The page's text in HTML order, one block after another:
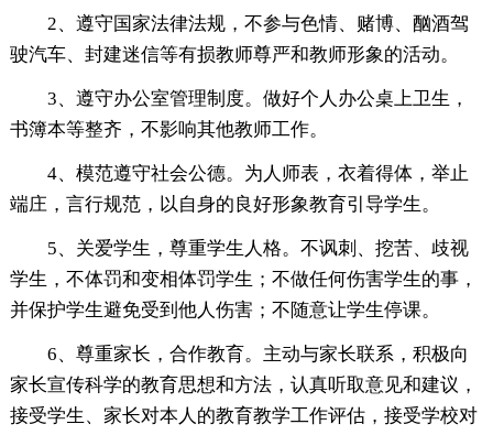
2、遵守国家法律法规，不参与色情、赌博、酗酒驾
驶汽车、封建迷信等有损教师尊严和教师形象的活动。
3、遵守办公室管理制度。做好个人办公桌上卫生，
书簿本等整齐，不影响其他教师工作。
4、模范遵守社会公德。为人师表，衣着得体，举止
端庄，言行规范，以自身的良好形象教育引导学生。
5、关爱学生，尊重学生人格。不讽刺、挖苦、歧视
学生，不体罚和变相体罚学生；不做任何伤害学生的事，
并保护学生避免受到他人伤害；不随意让学生停课。
6、尊重家长，合作教育。主动与家长联系，积极向
家长宣传科学的教育思想和方法，认真听取意见和建议，
接受学生、家长对本人的教育教学工作评估，接受学校对